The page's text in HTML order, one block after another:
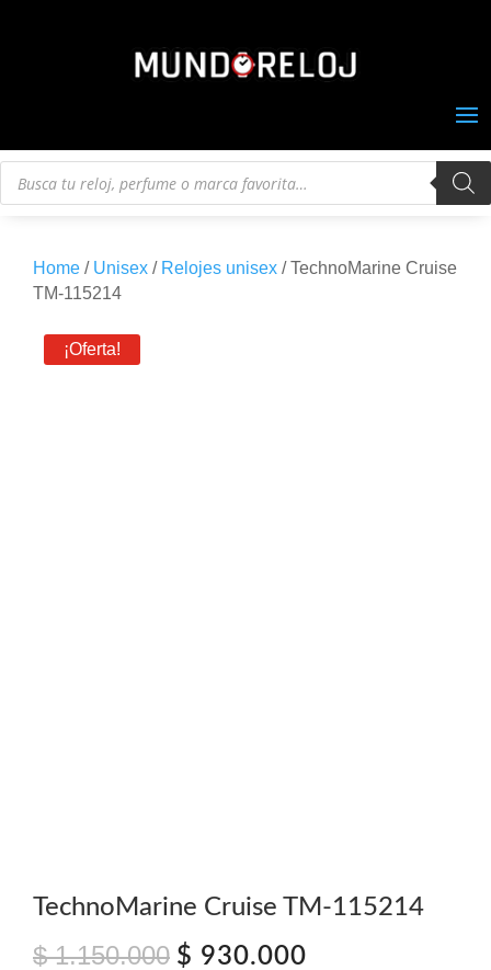
Búsqueda
Home / Unisex / Relojes unisex / TechnoMarine Cruise
TM-115214
¡Oferta!
TechnoMarine Cruise TM-115214
$1.150.000 El
$ 930.000